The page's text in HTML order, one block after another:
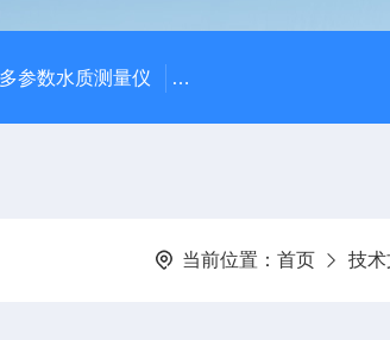
参数水质测量仪 dBadge2CASELLA科
当前位置： 首页 技